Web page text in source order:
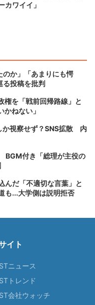
ワイイ」
のか」「あまりにも愕
投稿を批判
権を「戦前回帰路線」と
ねない」
か視察せず？SNS拡散 内
BGM付き「総理が主役の
んだ「不適切な言葉」と
も...大学側は説明拒否
イト
ニュース
トレンド
会社ウォッチ